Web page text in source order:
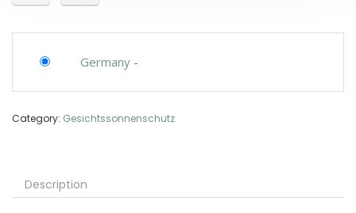
Germany -
Category: Gesichtssonnenschutz
Description